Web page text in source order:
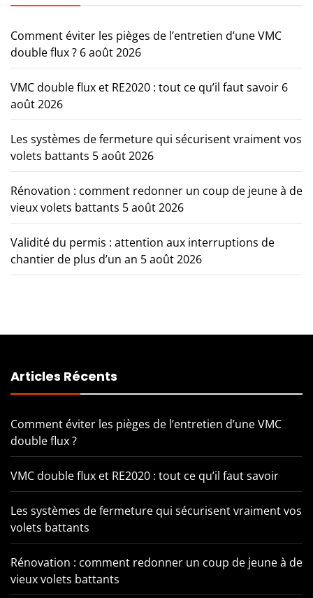
Comment éviter les pièges de l’entretien d’une VMC
double flux ? 6 août 2026
VMC double flux et RE2020 : tout ce qu’il faut savoir 6
août 2026
Les systèmes de fermeture qui sécurisent vraiment vos
volets battants 5 août 2026
Rénovation : comment redonner un coup de jeune à de
vieux volets battants 5 août 2026
Validité du permis : attention aux interruptions de
chantier de plus d’un an 5 août 2026
Articles Récents
Comment éviter les pièges de l’entretien d’une VMC
double flux ?
VMC double flux et RE2020 : tout ce qu’il faut savoir
Les systèmes de fermeture qui sécurisent vraiment vos
volets battants
Rénovation : comment redonner un coup de jeune à de
vieux volets battants